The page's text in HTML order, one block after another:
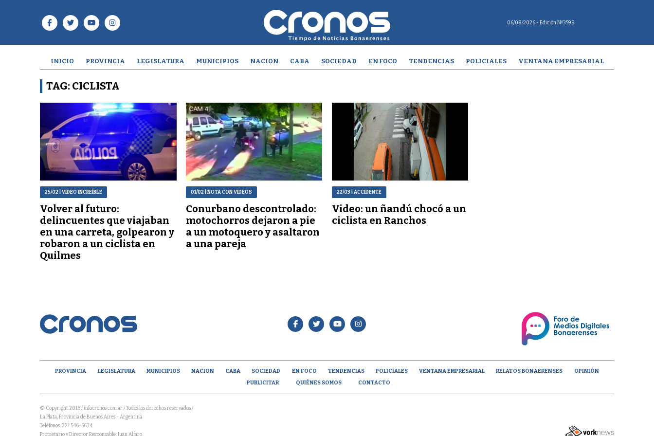
06/08/2026 - Edición Nº3598
INICIO PROVINCIA LEGISLATURA MUNICIPIOS NACION CABA SOCIEDAD EN FOCO TENDENCIAS POLICIALES VENTANA EMPRESARIAL
TAG: CICLISTA
25/02 | VIDEO INCREÍBLE
Volver al futuro:
delincuentes que viajaban
en una carreta, golpearon y
robaron a un ciclista en
Quilmes
01/02| NOTA CON VIDEOS
Conurbano descontrolado:
motochorros dejaron a pie
a un motoquero y asaltaron
a una pareja
22/03 | ACCIDENTE
Video: un ñandú chocó a un
ciclista en Ranchos
PROVINCIA LEGISLATURA MUNICIPIOS NACION CABA SOCIEDAD EN FOCO TENDENCIAS POLICIALES VENTANA EMPRESARIAL RELATOS BONAERENSES
OPINIÓN
PUBLICITAR
QUIÉNES SOMOS CONTACTO
© Copyright 2016 / infocronos.com.ar / Todos los derechos reservados /
La Plata, Provincia de Buenos Aires - Argentina
Teléfonos: 221 546-5634
Propietario y Director Responsable: Juan Alfaro